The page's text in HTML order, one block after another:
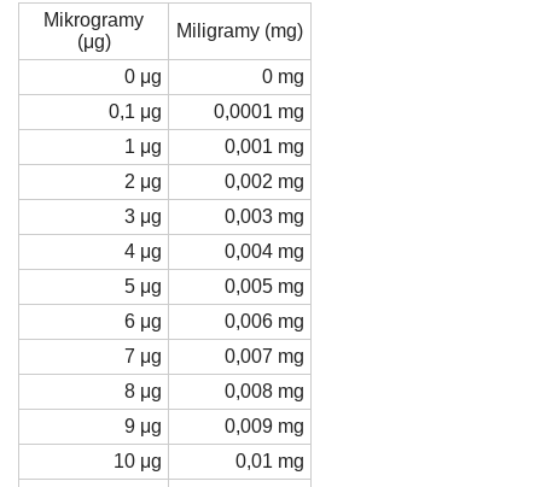
Mikrogramy
(μg)
Miligramy (mg)
0 μg
0 mg
0,1 μg
0,0001 mg
1 μg
0,001 mg
2 μg
0,002 mg
3 μg
0,003 mg
4 μg
0,004 mg
5 μg
0,005 mg
6 μg
0,006 mg
7 μg
0,007 mg
8 μg
0,008 mg
9 μg
0,009 mg
10 μg
0,01 mg